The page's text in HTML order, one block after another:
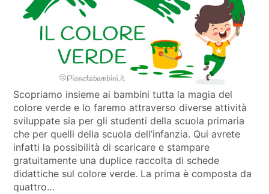
Scopriamo insieme ai bambini tutta la magia del
colore verde e lo faremo attraverso diverse attività
sviluppate sia per gli studenti della scuola primaria
che per quelli della scuola dell’infanzia. Qui avrete
infatti la possibilità di scaricare e stampare
gratuitamente una duplice raccolta di schede
didattiche sul colore verde. La prima è composta da
quattro…